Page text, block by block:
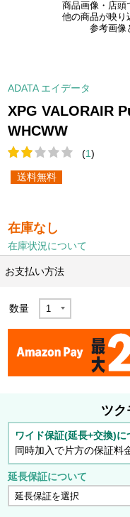
商品画像・店頭
他の商品が映り
参考画像
ADATA エイデータ
XPG VALORAIR
WHCWW
(1)
送料無料
在庫なし
在庫状況について
お支払い方法
数量
ツク
ワイド保証(延長+交換)に
同時加入で片方の保証料
延長保証について